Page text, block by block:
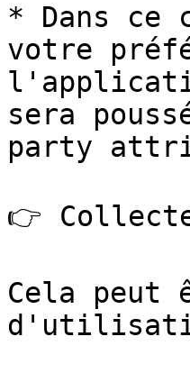
* Dans ce
votre
sera
party
👉
Cela peut